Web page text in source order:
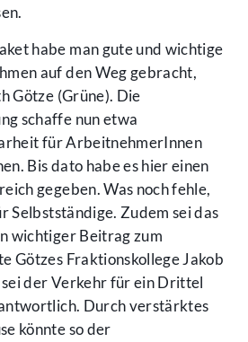
habe man gute und wichtige
auf den Weg gebracht,
Götze (Grüne). Die
schaffe nun etwa
für ArbeitnehmerInnen
Bis dato habe es hier einen
gegeben. Was noch fehle,
Selbstständige. Zudem sei das
wichtiger Beitrag zum
Götzes Fraktionskollege Jakob
der Verkehr für ein Drittel
Durch verstärktes
könnte so der